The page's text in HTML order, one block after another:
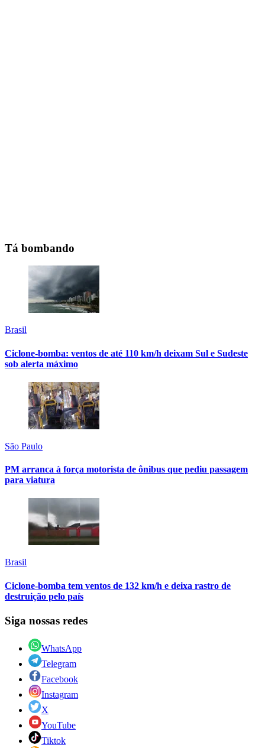
Tá bombando
Brasil
Ciclone-bomba: ventos de até 110 km/h deixam Sul e Sudeste
sob alerta máximo
São Paulo
PM arranca à força motorista de ônibus que pediu passagem
para viatura
Brasil
Ciclone-bomba tem ventos de 132 km/h e deixa rastro de
destruição pelo país
Siga nossas redes
WhatsApp
Telegram
Facebook
Instagram
X
YouTube
Tiktok